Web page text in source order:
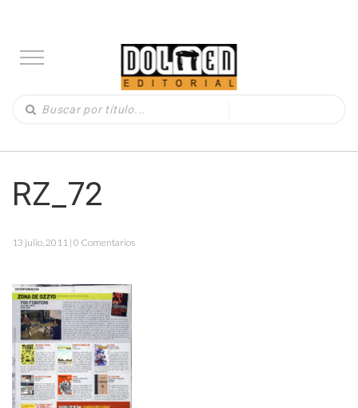
RZ_72
13 julio, 2011 | 0 Comentarios